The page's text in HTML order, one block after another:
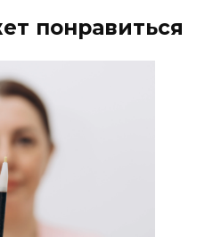
понравиться